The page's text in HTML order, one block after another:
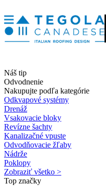
Náš tip
Odvodnenie
Nakupujte podľa kategórie
Odkvapové systémy
Drenáž
Vsakovacie bloky
Revízne šachty
Kanalizačné vpuste
Odvodňovacie žľaby
Nádrže
Poklopy
Zobraziť všetko >
Top značky